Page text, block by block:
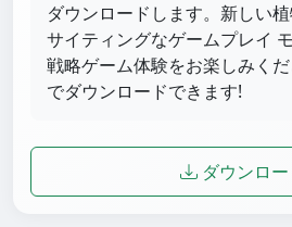
ダウンロードします。新しい
サイティングなゲームプレイ
戦略ゲーム体験をお楽しみく
でダウンロードできます!
ダウンロー